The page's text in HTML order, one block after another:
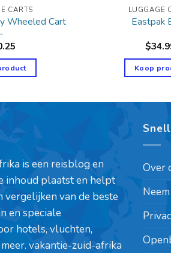
CARTS
Wheeled Cart
LUGGAGE
Eastpak
$
Koop
is een reisblog en
inhoud plaatst en helpt
vergelijken van de beste
en speciale
hotels, vluchten,
vakantie-zuid-afrika
Over